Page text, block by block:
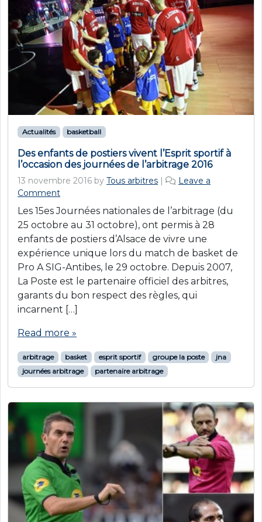
Actualités basketball
Des enfants de postiers vivent l’Esprit sportif à
l’occasion des journées de l’arbitrage 2016
13 novembre 2016 by Tous arbitres |
Leave a
Comment
Les 15es Journées nationales de l’arbitrage (du
25 octobre au 31 octobre), ont permis à 28
enfants de postiers d’Alsace de vivre une
expérience unique lors du match de basket de
Pro A SIG-Antibes, le 29 octobre. Depuis 2007,
La Poste est le partenaire officiel des arbitres,
garants du bon respect des règles, qui
incarnent […]
Read more »
arbitrage basket esprit sportif groupe la poste
jna
journées arbitrage
partenaire arbitrage